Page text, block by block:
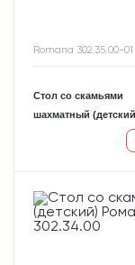
Romana 302.35.00-01
Стол со скамьями
шахматный